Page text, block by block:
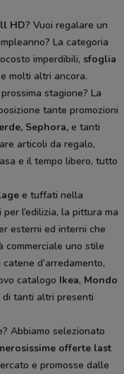
HD? Vuoi regalare un
La categoria
imperdibili, sfoglia
e molti altri ancora.
stagione? La
tante promozioni
Sephora, e tanti
articoli da regalo,
e il tempo libero, tutto
e tuffati nella
l’edilizia, la pittura ma
esterni ed interni che
uno stile
d’arredamento,
catalogo Ikea, Mondo
di tanti altri presenti
Abbiamo selezionato
offerte last
e promosse dalle